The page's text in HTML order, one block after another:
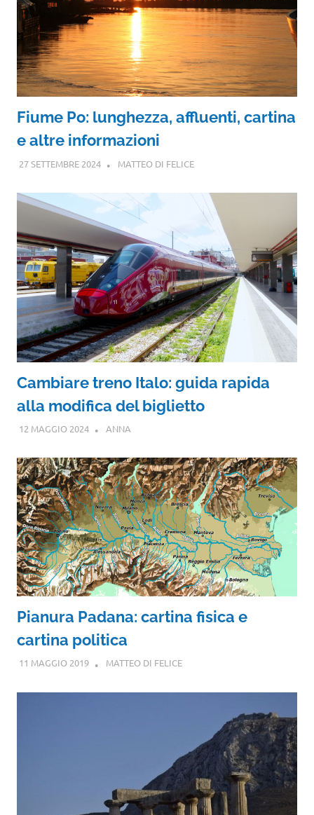
Fiume Po: lunghezza, affluenti, cartina
e altre informazioni
27 SETTEMBRE 2024 MATTEO DI FELICE
Cambiare treno Italo: guida rapida
alla modifica del biglietto
12 MAGGIO 2024 ANNA
Pianura Padana: cartina fisica e
cartina politica
11 MAGGIO 2019 MATTEO DI FELICE